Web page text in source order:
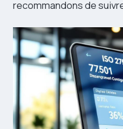
recommandons de